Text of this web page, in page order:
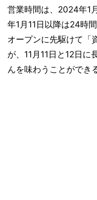
営業時間は、2024年1
年1月11日以降は24時
オープンに先駆けて「
が、11月11日と12日に
んを味わうことができ